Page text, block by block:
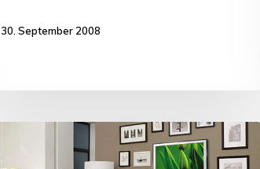
30. September 2008